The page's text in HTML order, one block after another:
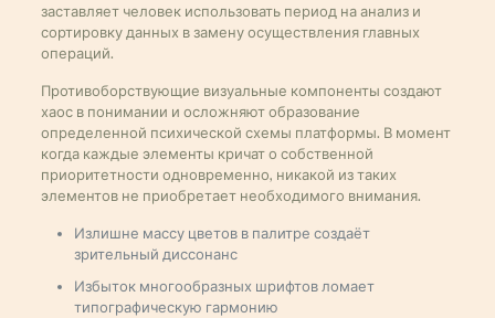
заставляет человек использовать период на анализ и
сортировку данных в замену осуществления главных
операций.
Противоборствующие визуальные компоненты создают
хаос в понимании и осложняют образование
определенной психической схемы платформы. В момент
когда каждые элементы кричат о собственной
приоритетности одновременно, никакой из таких
элементов не приобретает необходимого внимания.
Излишне массу цветов в палитре создаёт
зрительный диссонанс
Избыток многообразных шрифтов ломает
типографическую гармонию